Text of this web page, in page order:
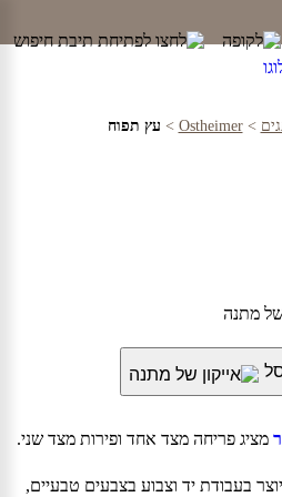
>
Ostheimer
> עץ תפוח
מציג פריחה מצד אחד ופירות מצד שני.
בעבודת יד וצבוע בצבעים טבעיים,